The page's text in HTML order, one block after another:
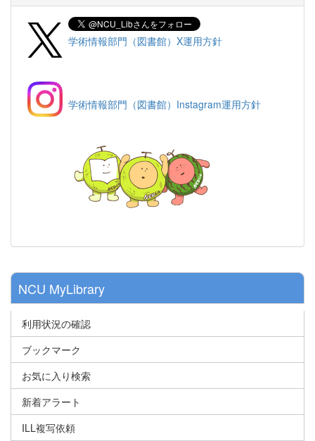
学術情報部門（図書館）X運用方針
学術情報部門（図書館）Instagram運用方針
NCU MyLibrary
利用状況の確認
ブックマーク
お気に入り検索
新着アラート
ILL複写依頼